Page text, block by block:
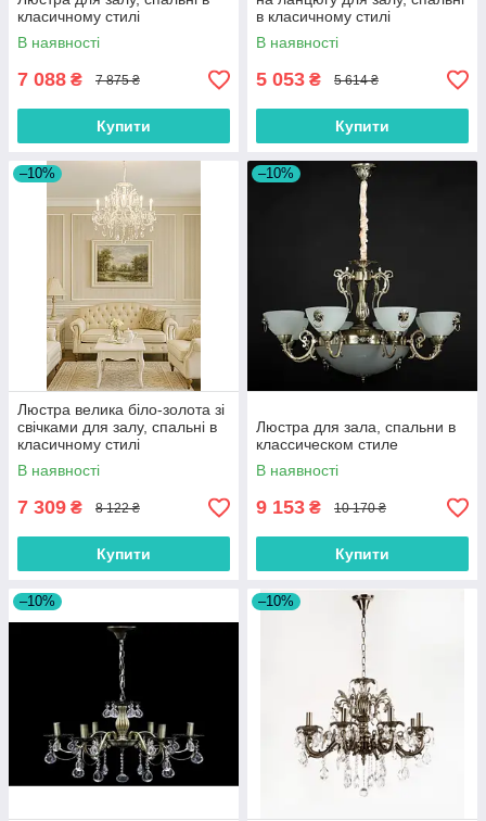
класичному стилі
В наявності
7 088 ₴ 7 875 ₴
Купити
в класичному стилі
В наявності
5 053 ₴ 5 614 ₴
Купити
–10%
Люстра велика біло-золота зі
свічками для залу, спальні в
класичному стилі
В наявності
7 309 ₴ 8 122 ₴
Купити
–10%
Люстра для зала, спальни в
классическом стиле
В наявності
9 153 ₴ 10 170 ₴
Купити
–10% –10%